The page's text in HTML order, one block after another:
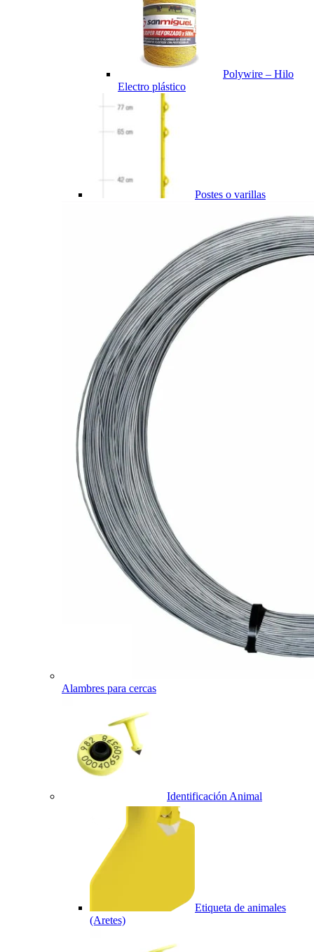
Polywire – Hilo
Electro plástico
Postes o varillas
Alambres para cercas
Identificación Animal
Etiqueta de animales
(Aretes)